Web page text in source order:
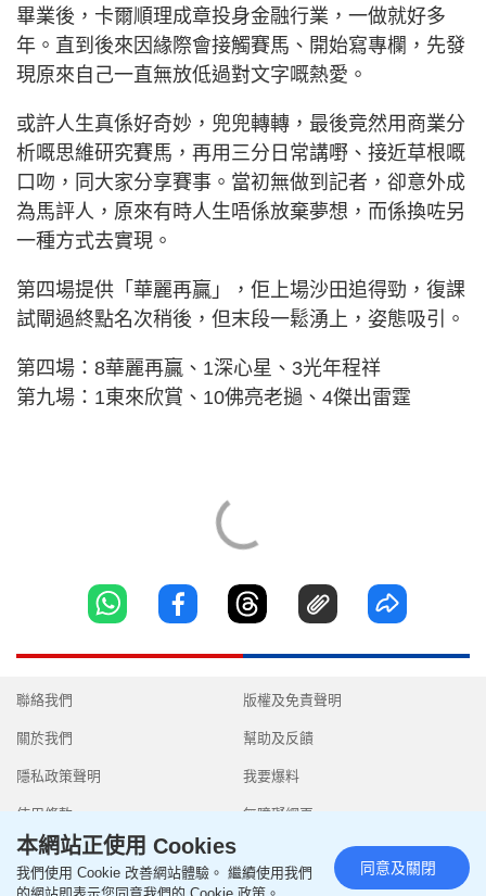
畢業後，卡爾順理成章投身金融行業，一做就好多
年。直到後來因緣際會接觸賽馬、開始寫專欄，先發
現原來自己一直無放低過對文字嘅熱愛。
或許人生真係好奇妙，兜兜轉轉，最後竟然用商業分
析嘅思維研究賽馬，再用三分日常講嘢、接近草根嘅
口吻，同大家分享賽事。當初無做到記者，卻意外成
為馬評人，原來有時人生唔係放棄夢想，而係換咗另
一種方式去實現。
第四場提供「華麗再贏」，佢上場沙田追得勁，復課
試閘過終點名次稍後，但末段一鬆湧上，姿態吸引。
第四場：8華麗再贏、1深心星、3光年程祥
第九場：1東來欣賞、10佛亮老撾、4傑出雷霆
聯絡我們
關於我們
隱私政策聲明
使用條款
版權及免責聲明
幫助及反饋
我要爆料
無障礙網頁
本網站正使用 Cookies
我們使用 Cookie 改善網站體驗。 繼續使用我們
同意及關閉